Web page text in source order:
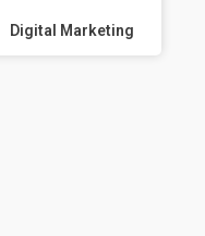
Digital Marketing